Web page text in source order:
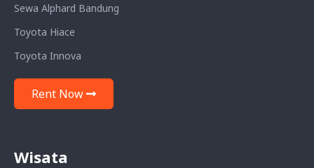
Sewa Alphard Bandung
Toyota Hiace
Toyota Innova
Rent Now
Wisata